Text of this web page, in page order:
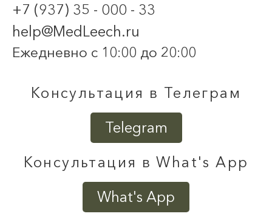
+7 (937) 35 - 000 - 33
help@MedLeech.ru
Ежедневно с 10:00 до 20:00
Консультация в Телеграм
Telegram
Консультация в What's App
What's App